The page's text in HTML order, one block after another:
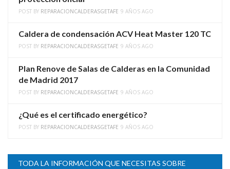
POST BY REPARACIONCALDERASGETAFE 9 AÑOS AGO
Caldera de condensación ACV Heat Master 120 TC
POST BY REPARACIONCALDERASGETAFE 9 AÑOS AGO
Plan Renove de Salas de Calderas en la Comunidad
de Madrid 2017
POST BY REPARACIONCALDERASGETAFE 9 AÑOS AGO
¿Qué es el certificado energético?
POST BY REPARACIONCALDERASGETAFE 9 AÑOS AGO
TODA LA INFORMACIÓN QUE NECESITAS SOBRE